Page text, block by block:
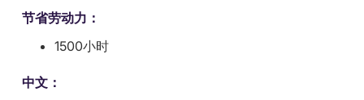
节省劳动力：
1500小时
中文：